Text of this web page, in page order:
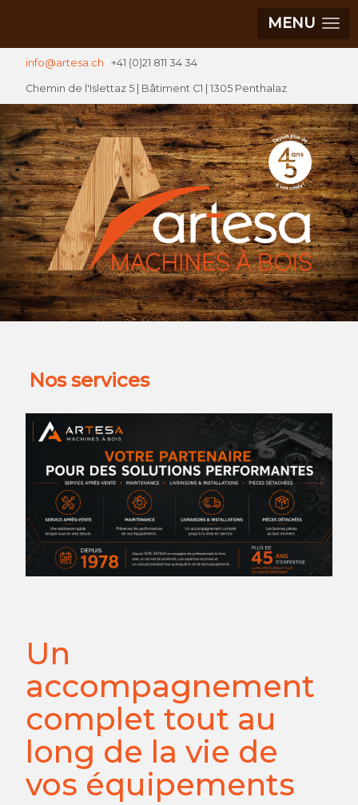
MENU
info@artesa.ch +41 (0)21 811 34 34
Chemin de l'Islettaz 5 | Bâtiment C1 | 1305 Penthalaz
Nos services
Un
accompagnement
complet tout au
long de la vie de
vos équipements